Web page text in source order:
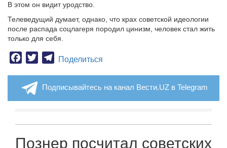
В этом он видит уродство.
Телеведущий думает, однако, что крах советской идеологии
после распада соцлагеря породил цинизм, человек стал жить
только для себя.
Facebook
TwitterTelegram
Поделиться
Подписывайтесь на канал Вести.UZ в Telegram
Познер посчитал советских